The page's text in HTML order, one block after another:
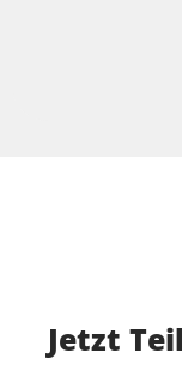
Jetzt